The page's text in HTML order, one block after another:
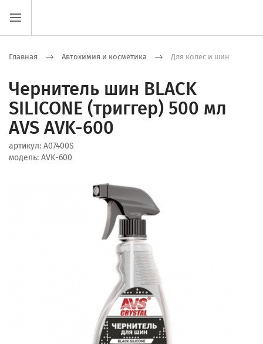
Главная Автохимия и косметика Для колес и шин
Чернитель шин BLACK
SILICONE (триггер) 500 мл
AVS AVK-600
артикул: A07400S
модель: AVK-600